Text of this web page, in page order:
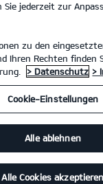
(204 PS):
0 g/km. CO -Klasse
Der Kia EV4.
die Welt in
Sie jederzeit zur
zu den
Ihren Rechten finden
> Datenschutz >
Cookie-Einstellungen
Alle ablehnen
Alle Cookies akzeptieren